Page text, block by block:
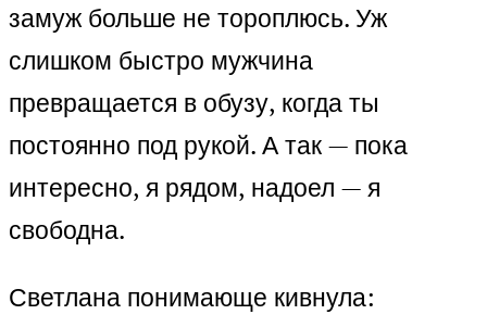
замуж больше не тороплюсь. Уж
слишком быстро мужчина
превращается в обузу, когда ты
постоянно под рукой. А так — пока
интересно, я рядом, надоел — я
свободна.
Светлана понимающе кивнула: